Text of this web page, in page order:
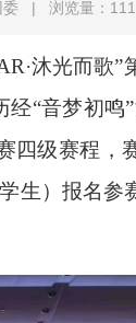
| 浏览量： 111
沐光而歌”
经“音梦初鸣
四级赛程，
生）报名参